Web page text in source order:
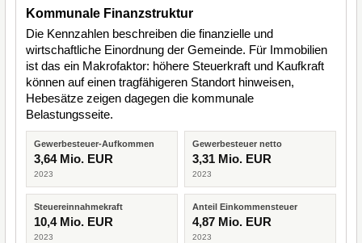
Kommunale Finanzstruktur
Die Kennzahlen beschreiben die finanzielle und
wirtschaftliche Einordnung der Gemeinde. Für Immobilien
ist das ein Makrofaktor: höhere Steuerkraft und Kaufkraft
können auf einen tragfähigeren Standort hinweisen,
Hebesätze zeigen dagegen die kommunale
Belastungsseite.
Gewerbesteuer-Aufkommen
3,64 Mio. EUR
2023
Gewerbesteuer netto
3,31 Mio. EUR
2023
Steuereinnahmekraft
10,4 Mio. EUR
2023
Anteil Einkommensteuer
4,87 Mio. EUR
2023